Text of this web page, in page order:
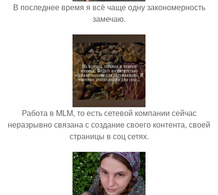
В последнее время я всё чаще одну закономерность
замечаю.
Работа в MLM, то есть сетевой компании сейчас
неразрывно связана с создание своего контента, своей
страницы в соц сетях.